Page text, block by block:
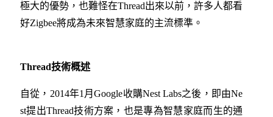
極大的優勢，也難怪在Thread出來以前，許多人都看
好Zigbee將成為未來智慧家庭的主流標準。
Thread技術概述
自從， 2014年1 月Google收購Nest Labs之後，即由Ne
st提出Thread技術方案，也是專為智慧家庭而生的通